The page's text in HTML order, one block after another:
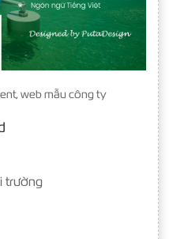
, web mẫu công ty
trường